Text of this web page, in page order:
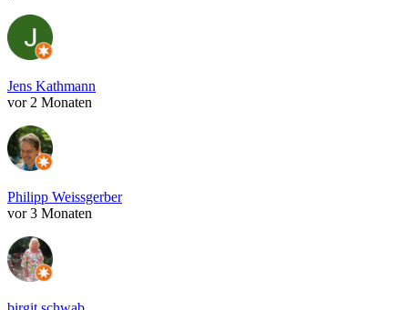
Jens Kathmann
vor 2 Monaten
Philipp Weissgerber
vor 3 Monaten